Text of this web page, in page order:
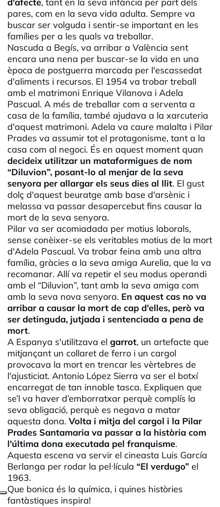
d'afecte, tant en la seva infància per part dels
pares, com en la seva vida adulta. Sempre va
buscar ser volguda i sentir-se important en les
famílies per a les quals va treballar.
Nascuda a Begís, va arribar a València sent
encara una nena per buscar-se la vida en una
època de postguerra marcada per l'escassedat
d'aliments i recursos. El 1954 va trobar treball
amb el matrimoni Enrique Vilanova i Adela
Pascual. A més de treballar com a serventa a
casa de la família, també ajudava a la xarcuteria
d'aquest matrimoni. Adela va caure malalta i Pilar
Prades va assumir tot el protagonisme, tant a la
casa com al negoci. És en aquest moment quan
decideix utilitzar un mataformigues de nom
“Diluvion”, posant-lo al menjar de la seva
senyora per allargar els seus dies al llit. El gust
dolç d'aquest beuratge amb base d'arsènic i
melassa va passar desapercebut fins causar la
mort de la seva senyora.
Pilar va ser acomiadada per motius laborals,
sense conèixer-se els veritables motius de la mort
d'Adela Pascual. Va trobar feina amb una altra
família, gràcies a la seva amiga Aurelia, que la va
recomanar. Allí va repetir el seu modus operandi
amb el “Diluvion”, tant amb la seva amiga com
amb la seva nova senyora. En aquest cas no va
arribar a causar la mort de cap d'elles, però va
ser detinguda, jutjada i sentenciada a pena de
mort.
A Espanya s'utilitzava el garrot, un artefacte que
mitjançant un collaret de ferro i un cargol
provocava la mort en trencar les vèrtebres de
l'ajusticiat. Antonio López Sierra va ser el botxí
encarregat de tan innoble tasca. Expliquen que
se’l va haver d’emborratxar perquè complís la
seva obligació, perquè es negava a matar
aquesta dona. Volta i mitja del cargol i la Pilar
Prades Santamaria va passar a la història com
l'última dona executada pel franquisme.
Aquesta escena va servir el cineasta Luis García
Berlanga per rodar la pel·lícula “El verdugo” el
1963.
Que bonica és la química, i quines històries
fantàstiques inspira!